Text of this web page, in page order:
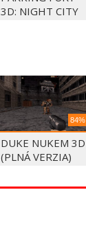
3D: NIGHT CITY
84%
DUKE NUKEM 3D
(PLNÁ VERZIA)